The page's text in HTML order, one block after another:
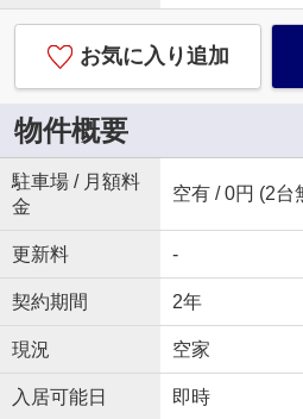
お気に入り追加
物件概要
駐車場 / 月額料
金
空有 / 0円 (2台
更新料 -
契約期間 2年
現況 空家
入居可能日 即時